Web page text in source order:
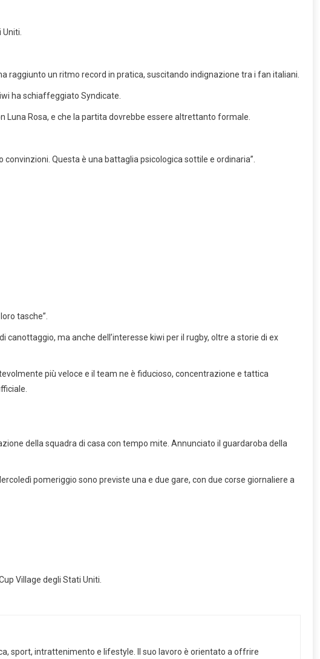
raggiunto un ritmo record in pratica, suscitando indignazione tra i fan italiani.
ha schiaffeggiato Syndicate.
Luna Rosa, e che la partita dovrebbe essere altrettanto formale.
Questa è una battaglia psicologica sottile e ordinaria”.
tasche”.
ma anche dell’interesse kiwi per il rugby, oltre a storie di ex
più veloce e il team ne è fiducioso, concentrazione e tattica
della squadra di casa con tempo mite. Annunciato il guardaroba della
pomeriggio sono previste una e due gare, con due corse giornaliere a
Village degli Stati Uniti.
sport, intrattenimento e lifestyle. Il suo lavoro è orientato a offrire